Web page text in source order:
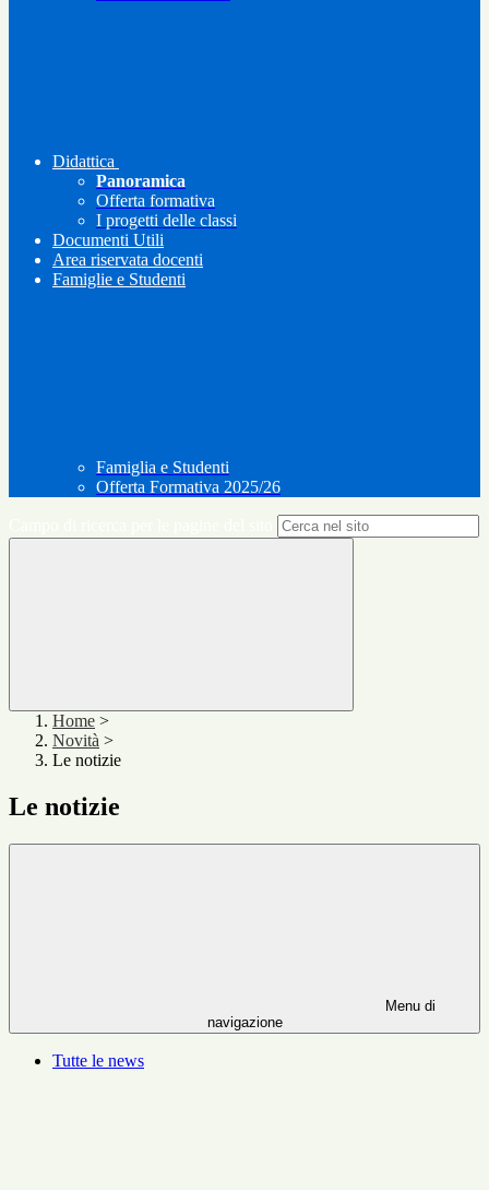
Didattica
Panoramica
Offerta formativa
I progetti delle classi
Documenti Utili
Area riservata docenti
Famiglie e Studenti
Famiglia e Studenti
Offerta Formativa 2025/26
Home >
Novità >
Le notizie
Le notizie
Menu di
navigazione
Tutte le news